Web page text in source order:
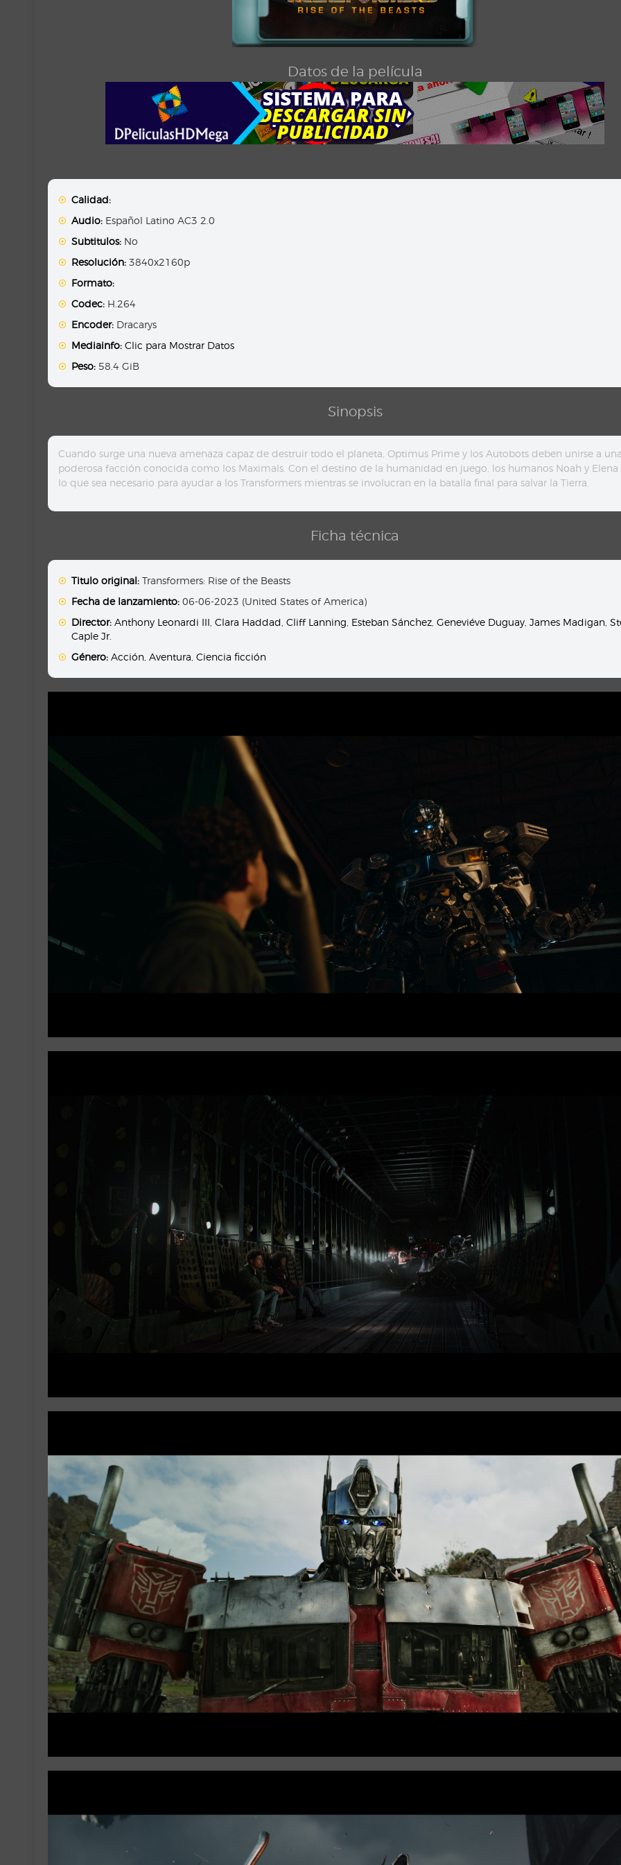
Datos de la película
Calidad:
Audio: Español Latino AC3 2.0
Subtitulos: No
Resolución: 3840x2160p
Formato:
Codec: H.264
Encoder: Dracarys
Mediainfo: Clic para Mostrar Datos
Peso: 58.4 GiB
Sinopsis
Cuando surge una nueva amenaza capaz de destruir todo el planeta, Optimus Prime y los Autobots deben unirse a
poderosa facción conocida como los Maximals. Con el destino de la humanidad en juego, los humanos Noah y Elena
lo que sea necesario para ayudar a los Transformers mientras se involucran en la batalla final para salvar la Tierra.
Ficha técnica
Titulo original: Transformers: Rise of the Beasts
Fecha de lanzamiento: 06-06-2023 (United States of America)
Director: Anthony Leonardi III ,Clara Haddad ,Cliff Lanning Esteban Sánchez ,Geneviéve Duguay ,James Madigan ,
Caple Jr.
Género: Acción ,Aventura ,Ciencia ficción